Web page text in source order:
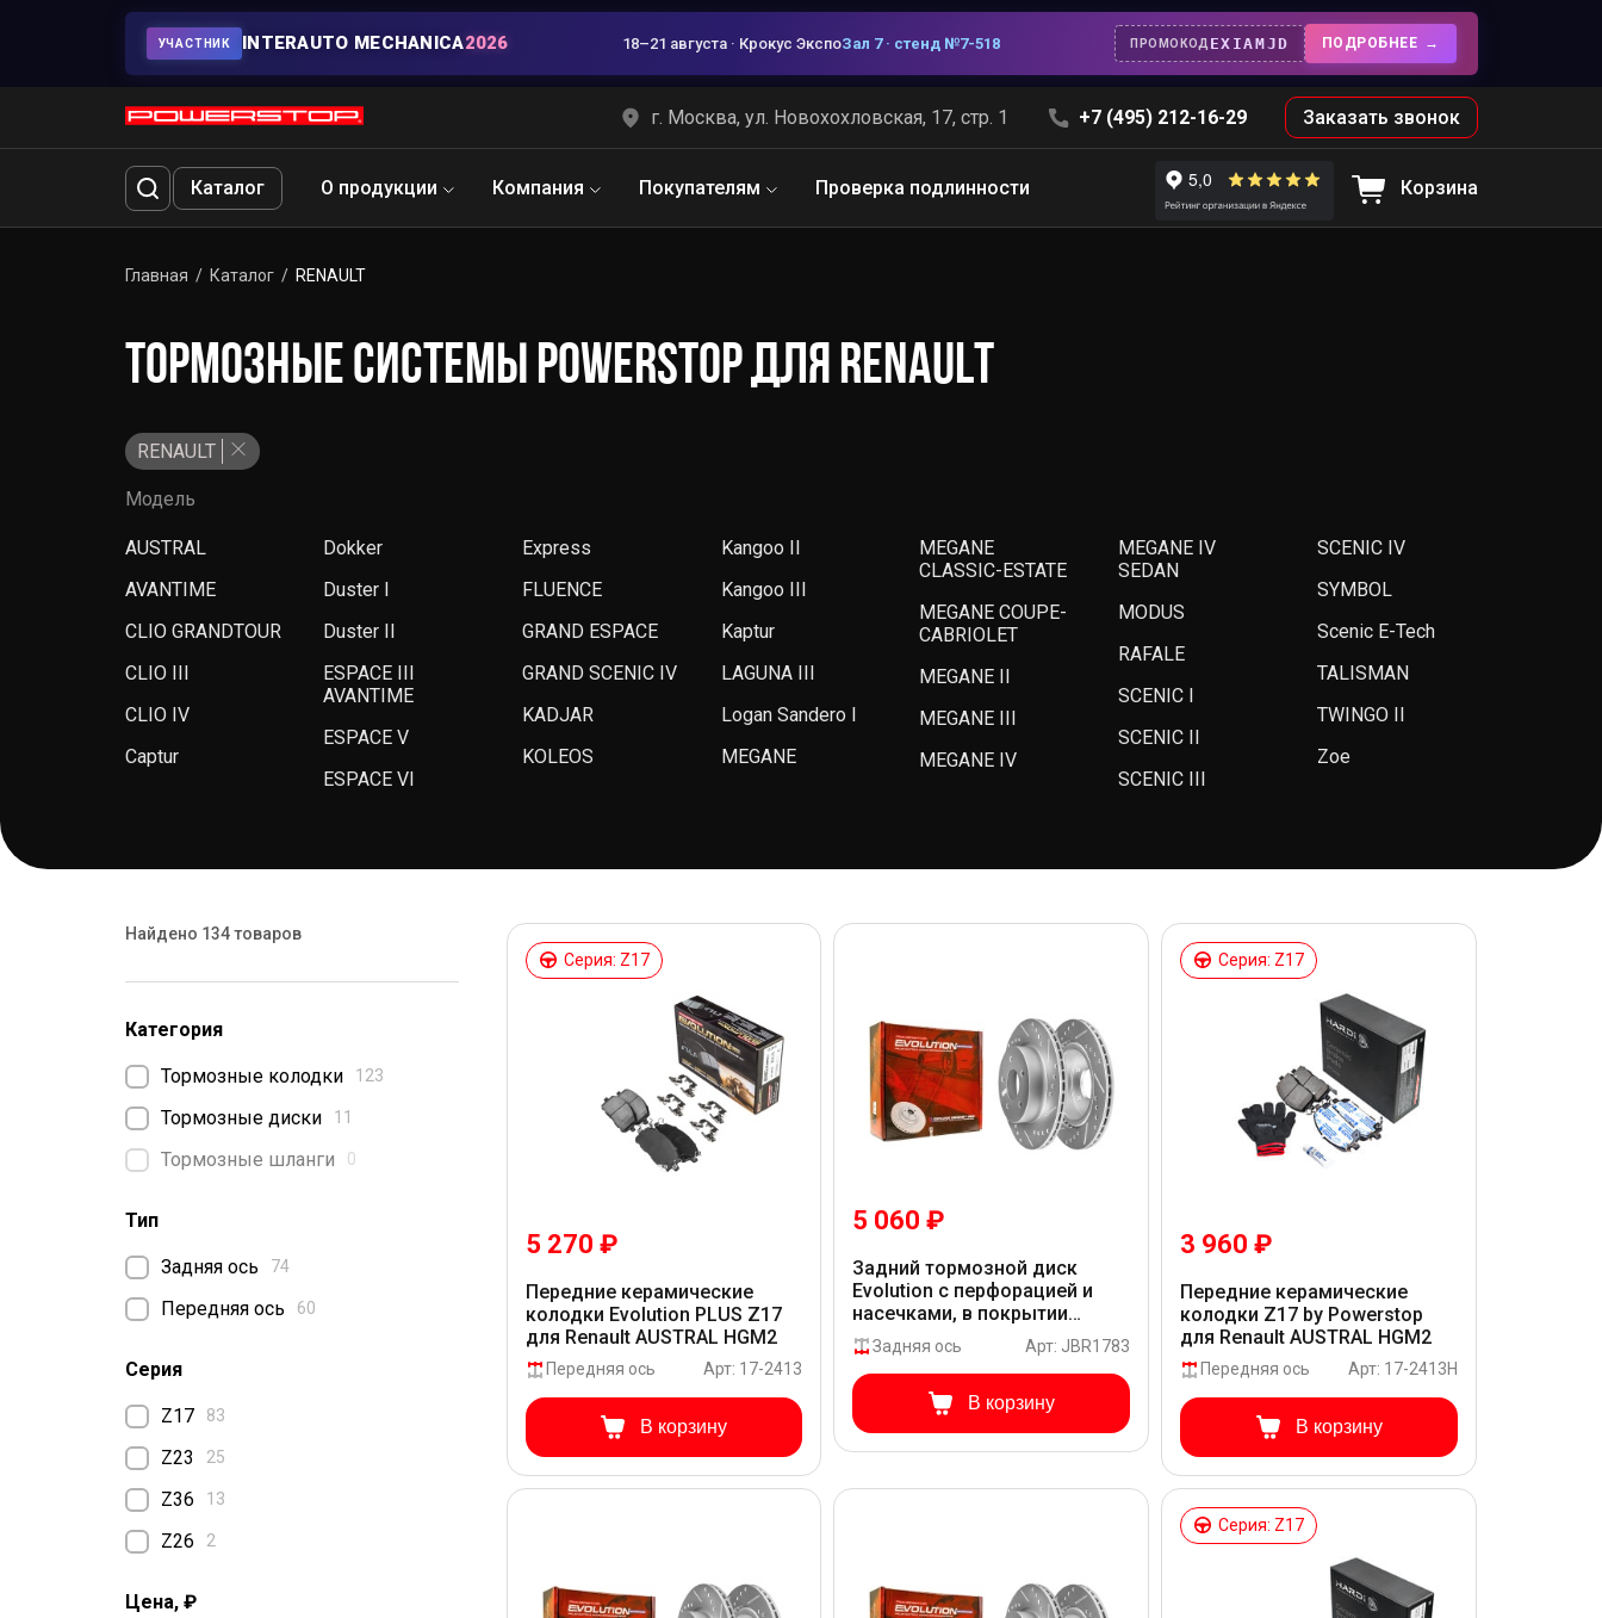
УЧАСТНИК INTERAUTO MECHANICA2026 18–21 августа · Крокус ЭкспоЗал 7 · стенд №7-518 ПРОМОКОД EXIAMJD ПОДРОБНЕЕ
г. Москва, ул. Новохохловская, 17, стр. 1 +7 (495) 212-16-29 Заказать звонок
Каталог О продукции Компания Покупателям Проверка подлинности Корзина
Главная Каталог RENAULT
ТОРМОЗНЫЕ СИСТЕМЫ POWERSTOP ДЛЯ RENAULT
RENAULT
Модель
AUSTRAL
AVANTIME
CLIO GRANDTOUR
CLIO III
CLIO IV
Captur
Dokker
Duster I
Duster II
ESPACE III
AVANTIME
ESPACE V
ESPACE VI
Express
FLUENCE
GRAND ESPACE
GRAND SCENIC IV
KADJAR
KOLEOS
Kangoo II
Kangoo III
Kaptur
LAGUNA III
Logan Sandero I
MEGANE
MEGANE
CLASSIC-ESTATE
MEGANE COUPE-
CABRIOLET
MEGANE II
MEGANE III
MEGANE IV
MEGANE IV
SEDAN
MODUS
RAFALE
SCENIC I
SCENIC II
SCENIC III
SCENIC IV
SYMBOL
Scenic E-Tech
TALISMAN
TWINGO II
Zoe
Найдено 134 товаров
Категория
Тормозные колодки 123
Тормозные диски 11
Тормозные шланги 0
Тип
Задняя ось 74
Передняя ось 60
Серия
Z17 83
Z23 25
Z36 13
Z26 2
Цена, ₽
Серия: Z17
5 270 ₽
Передние керамические
колодки Evolution PLUS Z17
для Renault AUSTRAL HGM2
Передняя ось Арт: 17-2413
В корзину
5 060 ₽
Задний тормозной диск
Evolution с перфорацией и
насечками, в покрытии
GEOMET для Renault AUSTRAL
HGM2
Задняя ось Арт: JBR1783
В корзину
Серия: Z17
3 960 ₽
Передние керамические
колодки Z17 by Powerstop
для Renault AUSTRAL HGM2
Передняя ось Арт: 17-2413H
В корзину
Серия: Z17